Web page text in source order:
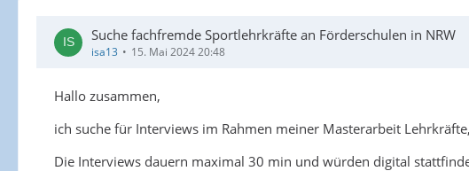
Suche fachfremde Sportlehrkräfte an Förderschulen in NRW
isa13 15. Mai 2024 20:48
Hallo zusammen,
ich suche für Interviews im Rahmen meiner Masterarbeit
Die Interviews dauern maximal 30 min und würden digital